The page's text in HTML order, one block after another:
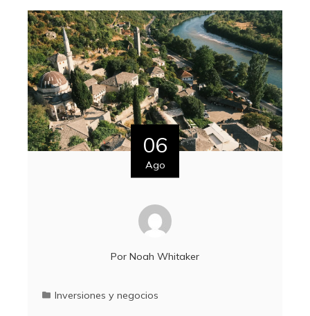
06
Ago
Por Noah Whitaker
Inversiones y negocios